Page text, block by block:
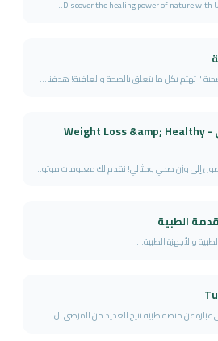
Discover the healing power of nature with
" تهتم بكل ما يتعلق بالصحة والعافية! هدفنا...
الوزن المثالي - Weight Loss &amp; Healthy
إلى وزن صحي ومثالي! نقدم لك معلومات موثو...
الطبية
والأجهزة الطبية...